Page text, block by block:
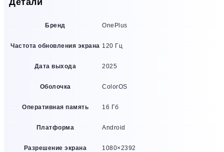
Детали
Бренд OnePlus
Частота обновления экрана 120 Гц
Дата выхода 2025
Оболочка ColorOS
Оперативная память 16 Гб
Платформа Android
Разрешение экрана 1080×2392